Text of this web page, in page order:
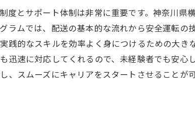
マーケットリサーチのやり方
えるための戦略立案
差別化を図る方法
コミュニティの重要性
丈夫！神奈川県横浜市南区で成功する軽貨物配送
度とサポート体制は非常に重要です。神奈川県
ラムでは、配送の基本的な流れから安全運転の
践的なスキルを効率よく身につけるための大
迅速に対応してくれるので、未経験者でも安心
スムーズにキャリアをスタートさせることが可